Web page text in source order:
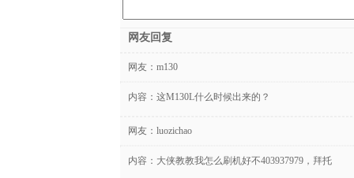
网友回复
网友： m130
内容：这M130L什么时候出来的？
网友： luozichao
内容：大侠教教我怎么刷机好不403937979，拜托